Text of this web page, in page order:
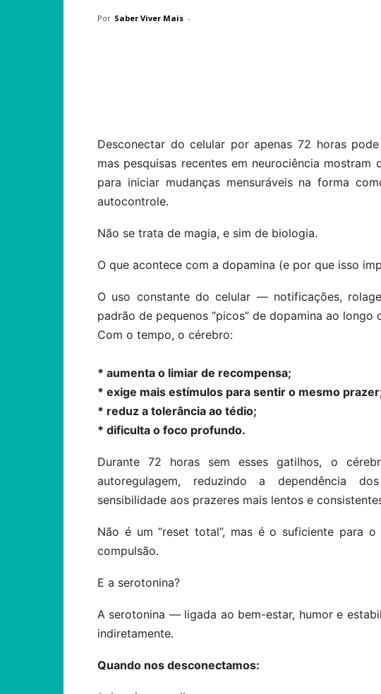
Por Saber Viver Mais -
Desconectar do celular por apenas 72 horas
mas pesquisas recentes em neurociência
para iniciar mudanças mensuráveis na forma
autocontrole.
Não se trata de magia, e sim de biologia.
O que acontece com a dopamina (e por que isso
O uso constante do celular — notificações,
padrão de pequenos “picos” de dopamina ao longo
Com o tempo, o cérebro:
* aumenta o limiar de recompensa;
* exige mais estímulos para sentir o mesmo
* reduz a tolerância ao tédio;
* dificulta o foco profundo.
Durante 72 horas sem esses gatilhos, o
autoregulagem, reduzindo a dependência
sensibilidade aos prazeres mais lentos e
Não é um “reset total”, mas é o suficiente para
compulsão.
E a serotonina?
A serotonina — ligada ao bem-estar, humor e
indiretamente.
Quando nos desconectamos: